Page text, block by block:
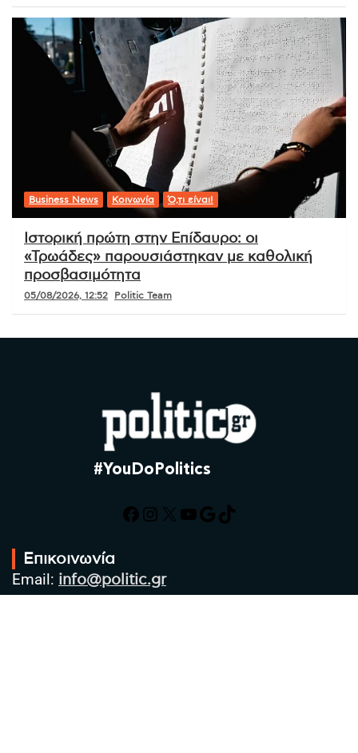
Business News Κοινωνία Ό,τι είναι!
Ιστορική πρώτη στην Επίδαυρο: οι
«Τρωάδες» παρουσιάστηκαν με καθολική
προσβασιμότητα
05/08/2026, 12:52 Politic Team
#YouDoPolitics
Facebook
Instagram
X YouTube
Google
TikTok
Επικοινωνία
Email: info@politic.gr
Τηλ: